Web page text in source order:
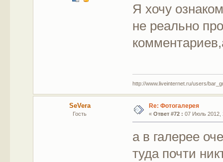
Я хочу
не реально
http://www.liveinternet.ru/users/
SeVera
Гость
Re: Фотогалерея
« Ответ #72 : 07 Июль 2012,
а в галерее
туда почти